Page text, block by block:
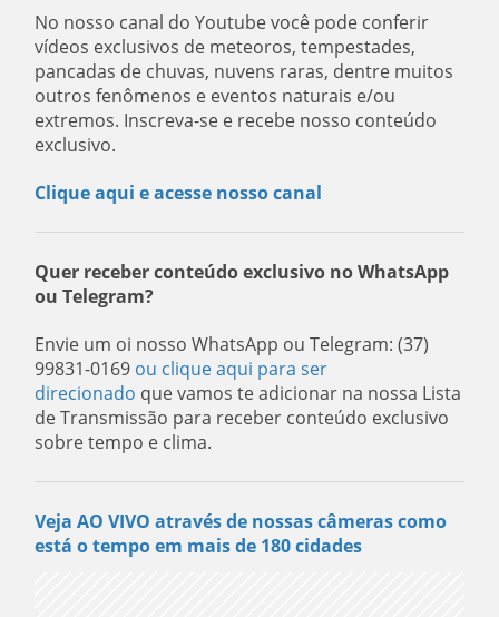
No nosso canal do Youtube você pode conferir
vídeos exclusivos de meteoros, tempestades,
pancadas de chuvas, nuvens raras, dentre muitos
outros fenômenos e eventos naturais e/ou
extremos. Inscreva-se e recebe nosso conteúdo
exclusivo.
Clique aqui e acesse nosso canal
Quer receber conteúdo exclusivo no WhatsApp
ou Telegram?
Envie um oi nosso WhatsApp ou Telegram: (37)
99831-0169 ou clique aqui para ser
direcionado que vamos te adicionar na nossa Lista
de Transmissão para receber conteúdo exclusivo
sobre tempo e clima.
Veja AO VIVO através de nossas câmeras como
está o tempo em mais de 180 cidades